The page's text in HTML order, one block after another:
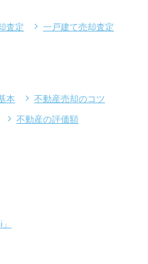
査定
一戸建て売却査定
本
不動産売却のコツ
不動産の評価額